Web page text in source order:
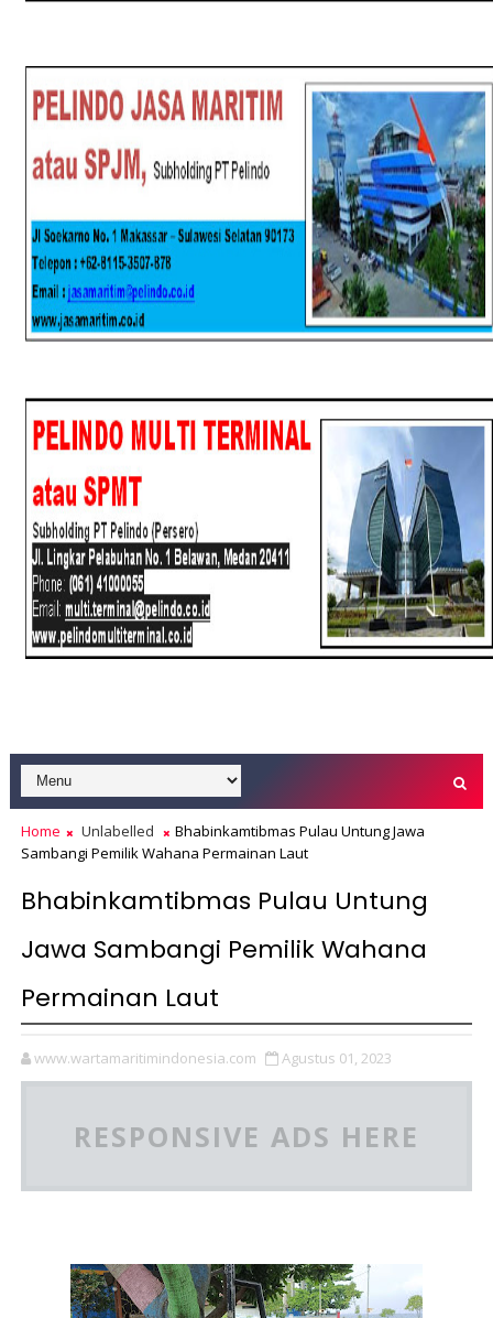
Home Unlabelled
Bhabinkamtibmas Pulau Untung Jawa
Sambangi Pemilik Wahana Permainan Laut
Bhabinkamtibmas Pulau Untung
Jawa Sambangi Pemilik Wahana
Permainan Laut
www.wartamaritimindonesia.com Agustus 01, 2023
RESPONSIVE ADS HERE